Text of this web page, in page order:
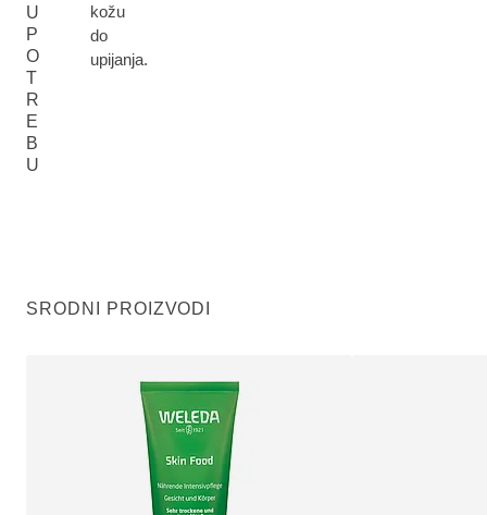
U
P
O
T
R
E
B
U
kožu
do
upijanja.
SRODNI PROIZVODI